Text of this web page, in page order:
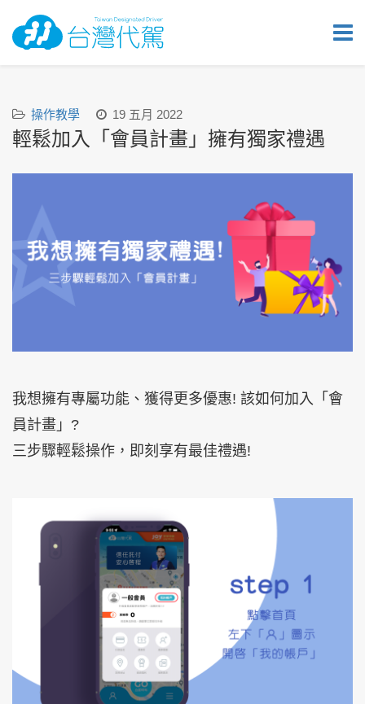
操作教學 19 五月 2022
輕鬆加入「會員計畫」擁有獨家禮遇
我想擁有專屬功能、獲得更多優惠! 該如何加入「會
員計畫」?
三步驟輕鬆操作，即刻享有最佳禮遇!